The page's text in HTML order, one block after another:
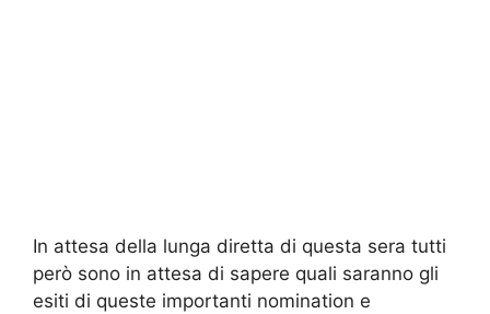
In attesa della lunga diretta di questa sera tutti
però sono in attesa di sapere quali saranno gli
esiti di queste importanti nomination e